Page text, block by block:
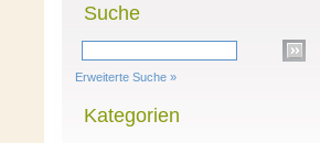
Suche
Erweiterte Suche »
Kategorien